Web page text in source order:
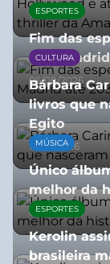
06/08/2026
ESPORTES
Fim das
Real
06/08/2026
CULTURA
Bárbara
livros que
Egito
10/07/2026
MÚSICA
Único
melhor da
06/08/2026
ESPORTES
Kerolin
brasileira